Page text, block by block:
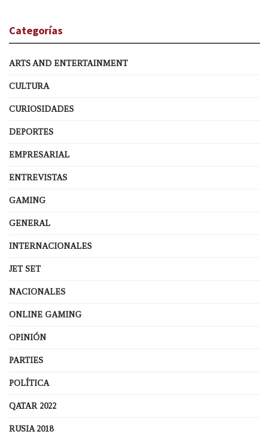
Categorías
ARTS AND ENTERTAINMENT
CULTURA
CURIOSIDADES
DEPORTES
EMPRESARIAL
ENTREVISTAS
GAMING
GENERAL
INTERNACIONALES
JET SET
NACIONALES
ONLINE GAMING
OPINIÓN
PARTIES
POLÍTICA
QATAR 2022
RUSIA 2018